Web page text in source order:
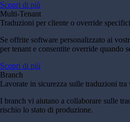
Scopri di più
Multi-Tenant
Traduzioni per cliente o override
Se offrite software personalizzato ai
per tenant e consentite override quando
Scopri di più
Branch
Lavorate in sicurezza sulle traduzioni tra
I branch vi aiutano a collaborare sulle
rischio lo stato di produzione.